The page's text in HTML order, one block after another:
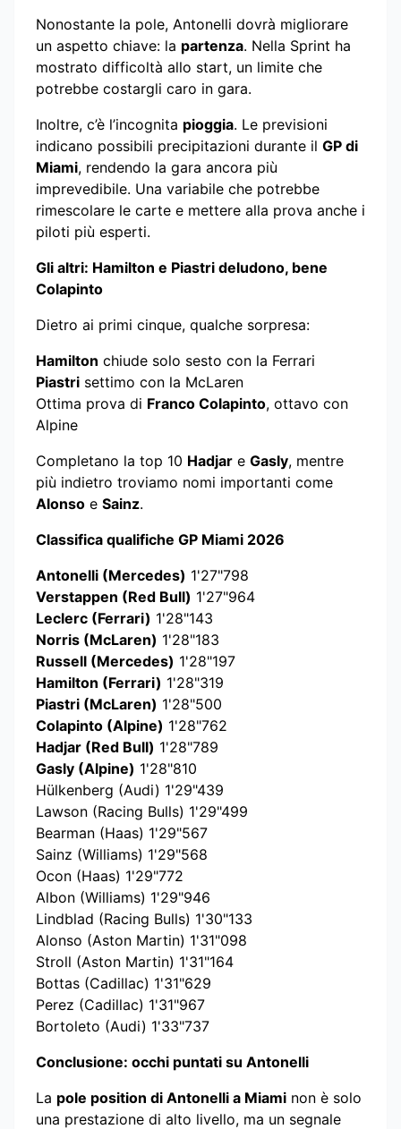
Nonostante la pole, Antonelli dovrà migliorare
un aspetto chiave: la partenza. Nella Sprint ha
mostrato difficoltà allo start, un limite che
potrebbe costargli caro in gara.
Inoltre, c’è l’incognita pioggia. Le previsioni
indicano possibili precipitazioni durante il GP di
Miami, rendendo la gara ancora più
imprevedibile. Una variabile che potrebbe
rimescolare le carte e mettere alla prova anche i
piloti più esperti.
Gli altri: Hamilton e Piastri deludono, bene
Colapinto
Dietro ai primi cinque, qualche sorpresa:
Hamilton chiude solo sesto con la Ferrari
Piastri settimo con la McLaren
Ottima prova di Franco Colapinto, ottavo con
Alpine
Completano la top 10 Hadjar e Gasly, mentre
più indietro troviamo nomi importanti come
Alonso e Sainz.
Classifica qualifiche GP Miami 2026
Antonelli (Mercedes) 1'27"798
Verstappen (Red Bull) 1'27"964
Leclerc (Ferrari) 1'28"143
Norris (McLaren) 1'28"183
Russell (Mercedes) 1'28"197
Hamilton (Ferrari) 1'28"319
Piastri (McLaren) 1'28"500
Colapinto (Alpine) 1'28"762
Hadjar (Red Bull) 1'28"789
Gasly (Alpine) 1'28"810
Hülkenberg (Audi) 1'29"439
Lawson (Racing Bulls) 1'29"499
Bearman (Haas) 1'29"567
Sainz (Williams) 1'29"568
Ocon (Haas) 1'29"772
Albon (Williams) 1'29"946
Lindblad (Racing Bulls) 1'30"133
Alonso (Aston Martin) 1'31"098
Stroll (Aston Martin) 1'31"164
Bottas (Cadillac) 1'31"629
Perez (Cadillac) 1'31"967
Bortoleto (Audi) 1'33"737
Conclusione: occhi puntati su Antonelli
La pole position di Antonelli a Miami non è solo
una prestazione di alto livello, ma un segnale